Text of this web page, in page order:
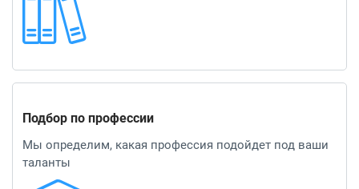
Подбор по профессии
Мы определим, какая профессия подойдет под ваши
таланты